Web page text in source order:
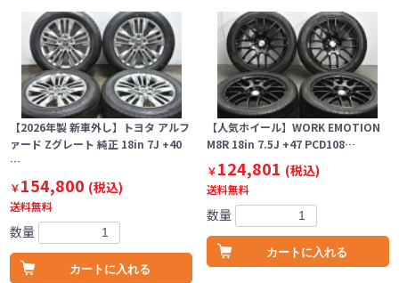
【2026年製 新車外し】トヨタ アルフ
ァード Zグレート 純正 18in 7J +40
…
￥154,800 (税込)
送料無料
数量
カートに入れる
【人気ホイール】WORK EMOTION
M8R 18in 7.5J +47 PCD108…
￥124,801 (税込)
送料無料
数量
カートに入れる